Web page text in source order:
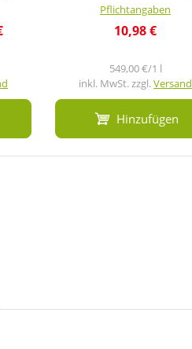
Pflichtangaben
10,98 €
549,00 €/1 l
inkl. MwSt. zzgl.Versand
Hinzufügen